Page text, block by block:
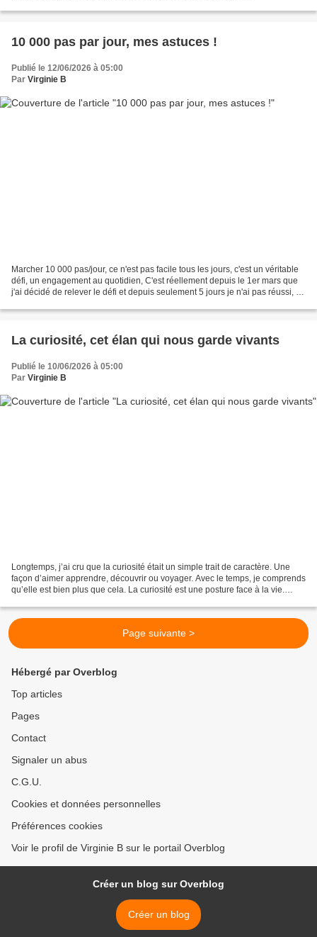
10 000 pas par jour, mes astuces !
Publié le 12/06/2026 à 05:00
Par Virginie B
Marcher 10 000 pas/jour, ce n'est pas facile tous les jours, c'est un véritable
défi, un engagement au quotidien, C'est réellement depuis le 1er mars que
j'ai décidé de relever le défi et depuis seulement 5 jours je n'ai pas réussi, Je
La curiosité, cet élan qui nous garde vivants
Publié le 10/06/2026 à 05:00
Par Virginie B
Longtemps, j’ai cru que la curiosité était un simple trait de caractère. Une
façon d’aimer apprendre, découvrir ou voyager. Avec le temps, je comprends
qu’elle est bien plus que cela. La curiosité est une posture face à la vie.
Page suivante >
Hébergé par Overblog
Top articles
Pages
Contact
Signaler un abus
C.G.U.
Cookies et données personnelles
Préférences cookies
Voir le profil de Virginie B sur le portail Overblog
Créer un blog sur Overblog
Créer un blog